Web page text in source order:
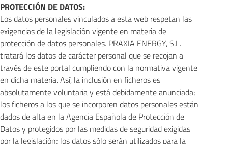
PROTECCIÓN DE DATOS:
Los datos personales vinculados a esta web respetan las
exigencias de la legislación vigente en materia de
protección de datos personales. PRAXIA ENERGY, S.L.
tratará los datos de carácter personal que se recojan a
través de este portal cumpliendo con la normativa vigente
en dicha materia. Así, la inclusión en ficheros es
absolutamente voluntaria y está debidamente anunciada;
los ficheros a los que se incorporen datos personales están
dados de alta en la Agencia Española de Protección de
Datos y protegidos por las medidas de seguridad exigidas
por la legislación; los datos sólo serán utilizados para la